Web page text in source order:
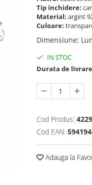
Tip inchidere:
Material: argint
Culoare:
Dimensiune:
IN STOC
Durata de
Cod Produs:
Cod EAN:
Adauga la